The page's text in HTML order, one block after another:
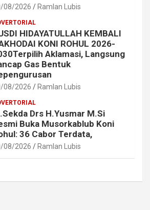
08/2026 Ramlan Lubis
HIDAYATULLAH KEMBALI
KONI ROHUL 2026-
Aklamasi, Langsung
Gas Bentuk
08/2026 Ramlan Lubis
Drs H.Yusmar M.Si
Buka Musorkablub Koni
36 Cabor Terdata,
08/2026 Ramlan Lubis